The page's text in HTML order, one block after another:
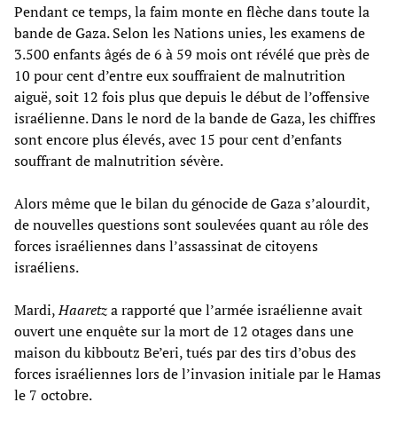
Pendant ce temps, la faim monte en flèche dans toute la
bande de Gaza. Selon les Nations unies, les examens de
3.500 enfants âgés de 6 à 59 mois ont révélé que près de
10 pour cent d’entre eux souffraient de malnutrition
aiguë, soit 12 fois plus que depuis le début de l’offensive
israélienne. Dans le nord de la bande de Gaza, les chiffres
sont encore plus élevés, avec 15 pour cent d’enfants
souffrant de malnutrition sévère.
Alors même que le bilan du génocide de Gaza s’alourdit,
de nouvelles questions sont soulevées quant au rôle des
forces israéliennes dans l’assassinat de citoyens
israéliens.
Mardi,Haaretza rapporté que l’armée israélienne avait
ouvert une enquête sur la mort de 12 otages dans une
maison du kibboutz Be’eri, tués par des tirs d’obus des
forces israéliennes lors de l’invasion initiale par le Hamas
le 7 octobre.